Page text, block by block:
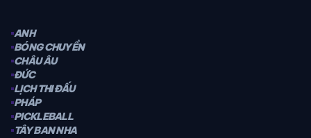
ANH
BÓNG CHUYỀN
CHÂU ÂU
ĐỨC
LỊCH THI ĐẤU
PHÁP
PICKLEBALL
TÂY BAN NHA